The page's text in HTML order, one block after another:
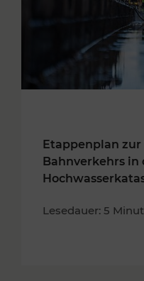
Etappenplan
Bahnverkehrs in
Lesedauer: 5